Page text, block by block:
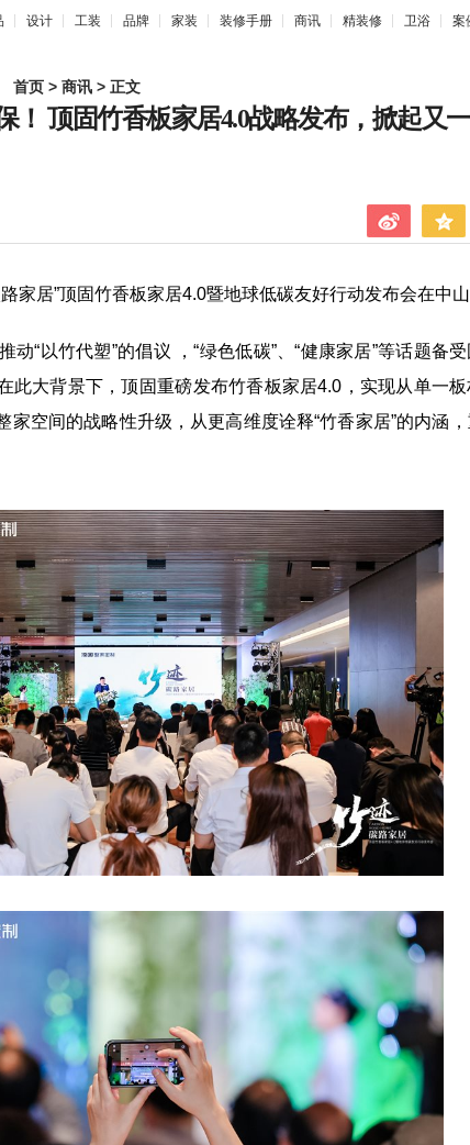
设计 工装 品牌 家装 装修手册 商讯 精装修 卫浴 案
首页 > 商讯 > 正文
！ 顶固竹香板家居4.0战略发布，掀起又
居”顶固竹香板家居4.0暨地球低碳友好行动发布会在中山
以竹代塑”的倡议 ，“绿色低碳”、“健康家居”等话题备受
此大背景下，顶固重磅发布竹香板家居4.0，实现从单一
家空间的战略性升级，从更高维度诠释“竹香家居”的内涵